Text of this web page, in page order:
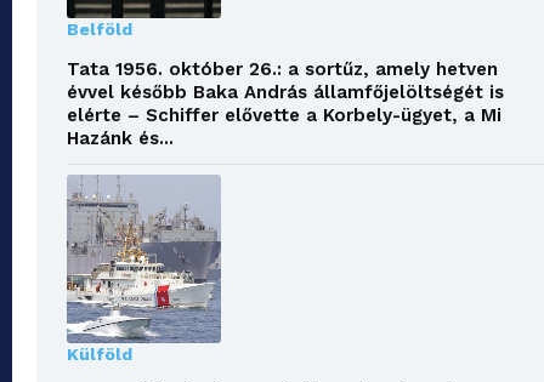
Belföld
Tata 1956. október 26.: a sortűz, amely hetven
évvel később Baka András államfőjelöltségét is
elérte – Schiffer elővette a Korbely-ügyet, a Mi
Hazánk és...
Külföld